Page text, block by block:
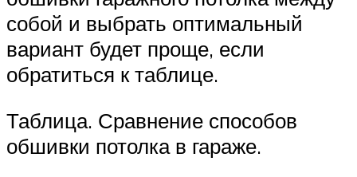
собой и выбрать оптимальный
вариант будет проще, если
обратиться к таблице.
Таблица. Сравнение способов
обшивки потолка в гараже.